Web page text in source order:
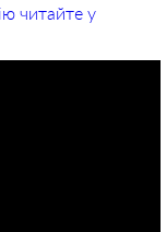
читайте у